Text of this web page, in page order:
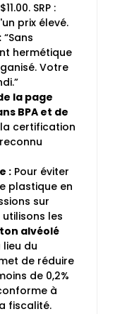
SRP :
prix élevé.
“Sans
hermétique
Votre
la page
BPA et de
la certification
: Pour éviter
plastique en
sur
les
alvéolé
lieu du
de réduire
de 0,2%
à
fiscalité.